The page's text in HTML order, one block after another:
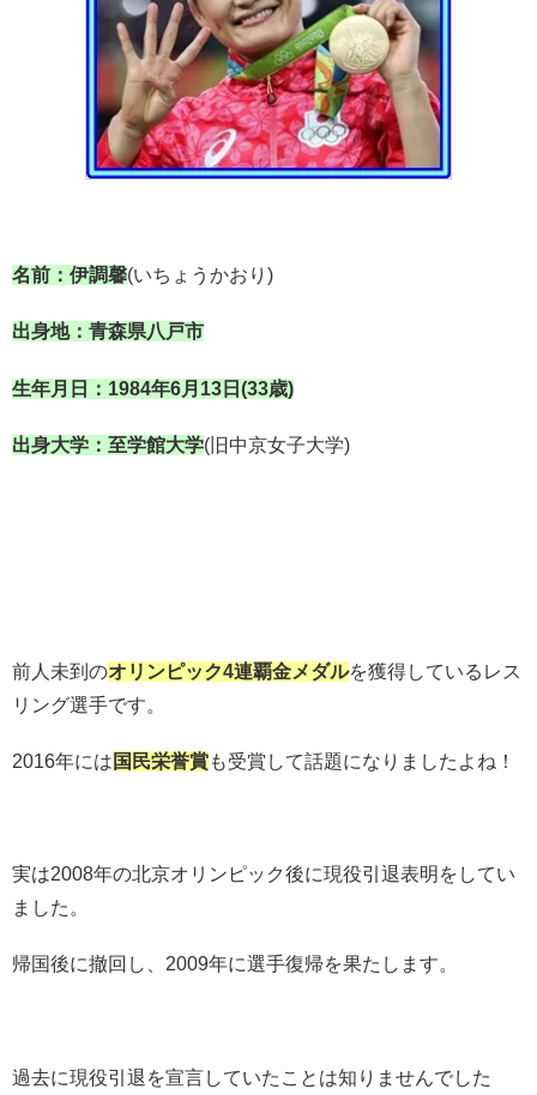
名前：伊調馨(いちょうかおり)
出身地：青森県八戸市
生年月日：1984年6月13日(33歳)
出身大学：至学館大学(旧中京女子大学)
前人未到のオリンピック4連覇金メダルを獲得しているレス
リング選手です。
2016年には 国民栄誉賞も受賞して話題になりましたよね！
実は2008年の北京オリンピック後に現役引退表明をしてい
ました。
帰国後に撤回し、2009年に選手復帰を果たします。
過去に現役引退を宣言していたことは知りませんでした